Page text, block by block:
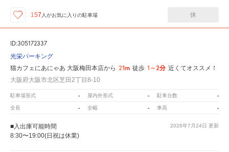
157 人がお気に入りの駐車場 休
ID:305172337
光栄パーキング
猫カフェにあにゃあ 大阪梅田本店から 21m 徒歩 1～2分 近くてオススメ！
大阪府大阪市北区芝田2丁目8-10
駐車場形式 - 屋内外形式 - 駐車台数 -
全長 - 全幅 - 車高 -
2026年7月24日 更新
■入出庫可能時間
8:30〜19:00(日祝は休業)